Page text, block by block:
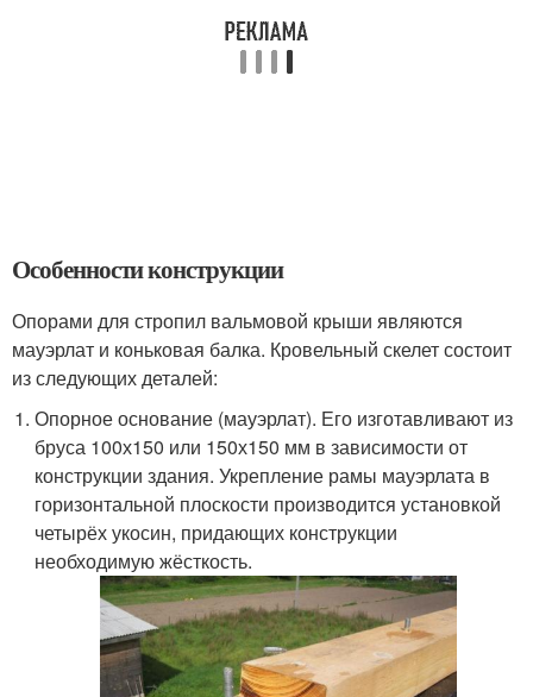
Особенности конструкции
Опорами для стропил вальмовой крыши являются
мауэрлат и коньковая балка. Кровельный скелет состоит
из следующих деталей:
Опорное основание (мауэрлат). Его изготавливают из
бруса 100х150 или 150х150 мм в зависимости от
конструкции здания. Укрепление рамы мауэрлата в
горизонтальной плоскости производится установкой
четырёх укосин, придающих конструкции
необходимую жёсткость.